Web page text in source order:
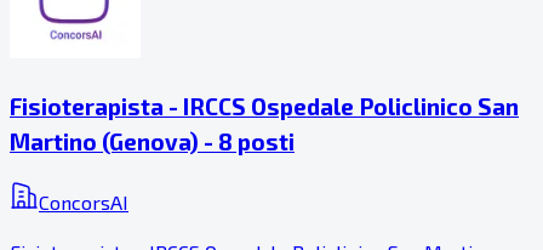
Fisioterapista - IRCCS Ospedale Policlinico San
Martino (Genova) - 8 posti
ConcorsAI